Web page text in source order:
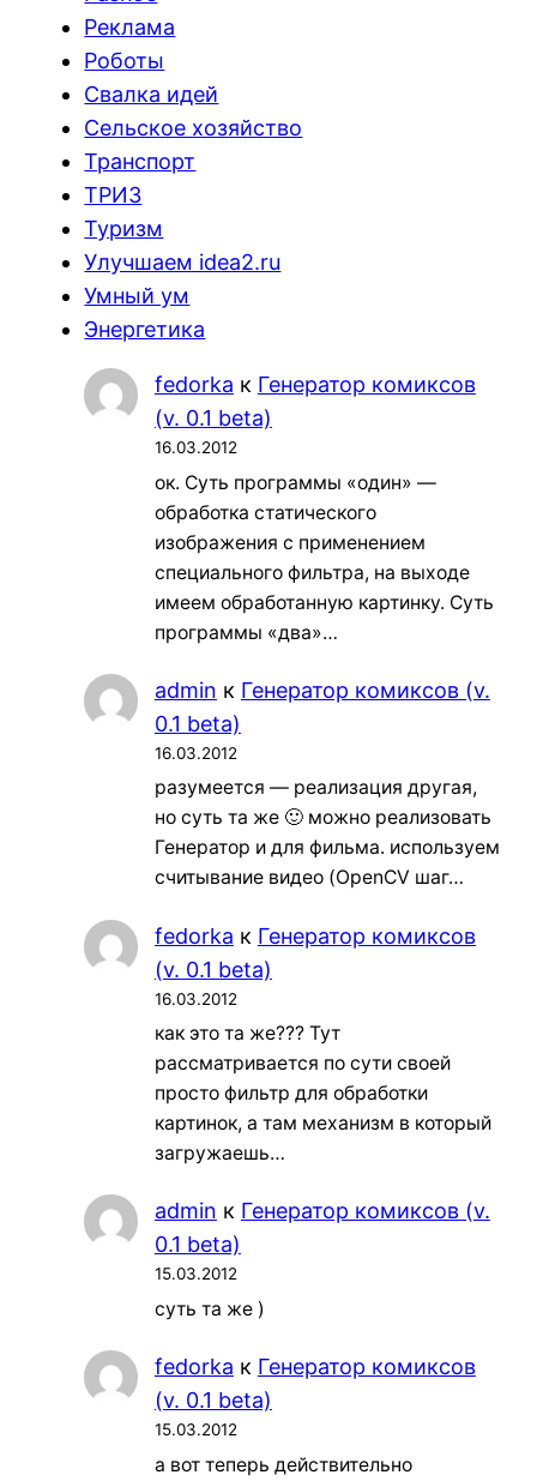
Реклама
Роботы
Свалка идей
Сельское хозяйство
Транспорт
ТРИЗ
Туризм
Улучшаем idea2.ru
Умный ум
Энергетика
fedorka к Генератор комиксов
(v. 0.1 beta)
16.03.2012
ок. Суть программы «один» —
обработка статического
изображения с применением
специального фильтра, на выходе
имеем обработанную картинку. Суть
программы «два»…
admin к Генератор комиксов (v.
0.1 beta)
16.03.2012
разумеется — реализация другая,
но суть та же 🙂 можно реализовать
Генератор и для фильма. используем
считывание видео (OpenCV шаг…
fedorka к Генератор комиксов
(v. 0.1 beta)
16.03.2012
как это та же??? Тут
рассматривается по сути своей
просто фильтр для обработки
картинок, а там механизм в который
загружаешь…
admin к Генератор комиксов (v.
0.1 beta)
15.03.2012
суть та же )
fedorka к Генератор комиксов
(v. 0.1 beta)
15.03.2012
а вот теперь действительно